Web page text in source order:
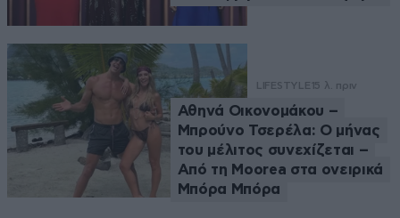
LIFESTYLE 15 λ. πριν
Αθηνά Οικονομάκου –
Μπρούνο Τσερέλα: Ο μήνας
του μέλιτος συνεχίζεται –
Από τη Moorea στα ονειρικά
Μπόρα Μπόρα